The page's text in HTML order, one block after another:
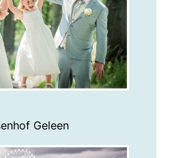
Geleen